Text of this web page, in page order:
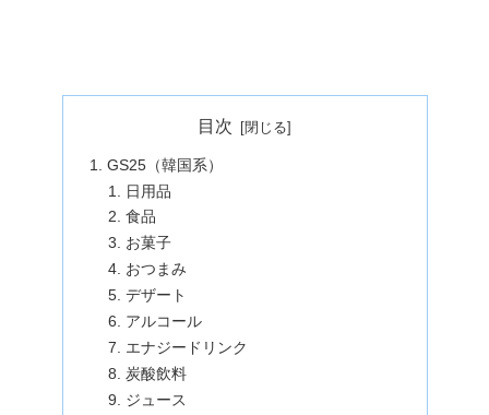
目次
GS25（韓国系）
日用品
食品
お菓子
おつまみ
デザート
アルコール
エナジードリンク
炭酸飲料
ジュース